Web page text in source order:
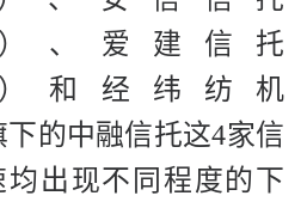
）、爱建信托
）和经纬纺机
下的中融信托这4家信
出现不同程度的下